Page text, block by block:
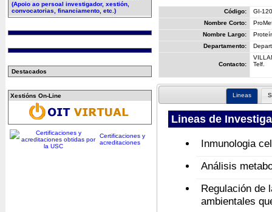
(Apoio ao persoal investigador, xestión,
convocatorias, financiamento, etc.)
Destacados
Xestións On-Line
Certificaciones y
acreditaciones
Código:
GI-
Nombre Corto:
Nombre Largo:
Departamento:
Contacto:
Telf.
Lineas
Lineas de
Inmunologia
Análisis
Regulación de
ambientales